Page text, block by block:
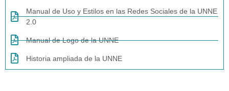
Manual de Uso y Estilos en las Redes Sociales de la UNNE
2.0
Manual de Logo de la UNNE
Historia ampliada de la UNNE